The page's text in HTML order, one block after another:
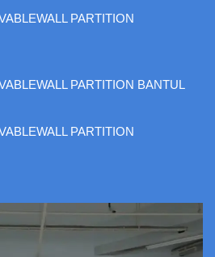
PARTITION
PARTITION BANTUL
PARTITION